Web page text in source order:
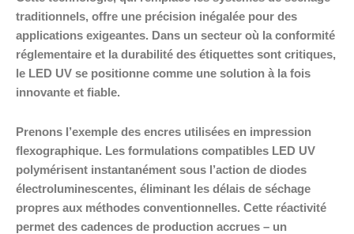
traditionnels, offre une précision inégalée pour des
applications exigeantes. Dans un secteur où la conformité
réglementaire et la durabilité des étiquettes sont critiques,
le LED UV se positionne comme une solution à la fois
innovante et fiable.
Prenons l’exemple des encres utilisées en impression
flexographique. Les formulations compatibles LED UV
polymérisent instantanément sous l’action de diodes
électroluminescentes, éliminant les délais de séchage
propres aux méthodes conventionnelles. Cette réactivité
permet des cadences de production accrues – un